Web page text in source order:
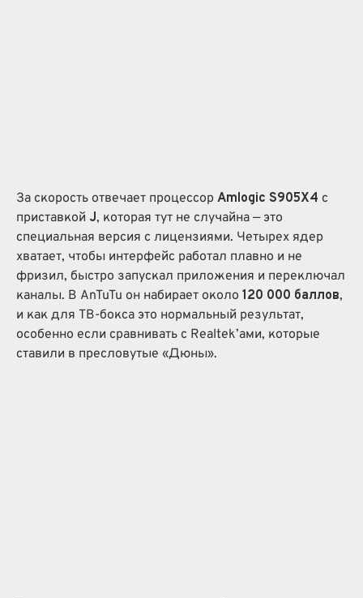
За скорость отвечает процессор Amlogic S905X4 с
приставкой J, которая тут не случайна — это
специальная версия с лицензиями. Четырех ядер
хватает, чтобы интерфейс работал плавно и не
фризил, быстро запускал приложения и переключал
каналы. В AnTuTu он набирает около 120 000 баллов,
и как для ТВ-бокса это нормальный результат,
особенно если сравнивать с Realtek’ами, которые
ставили в пресловутые «Дюны».